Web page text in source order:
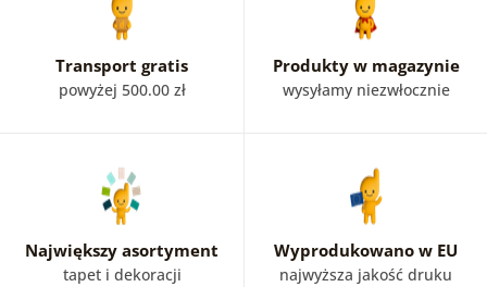
Transport gratis
powyżej 500.00 zł
Produkty w magazynie
wysyłamy niezwłocznie
Największy asortyment
tapet i dekoracji
Wyprodukowano w EU
najwyższa jakość druku